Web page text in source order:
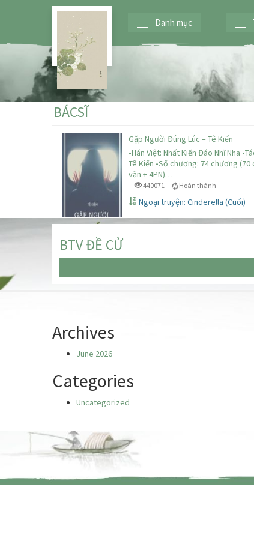
Danh mục
BÁCSĨ
Gặp Người Đúng Lúc – Tê Kiến
•Hán Việt: Nhất Kiến Đáo Nhĩ Nha
Tê Kiến •Số chương: 74 chương (70
văn + 4PN)…
440071 Hoàn thành
Ngoại truyện: Cinderella (Cuối)
BTV ĐỀ CỬ
Archives
June 2026
Categories
Uncategorized